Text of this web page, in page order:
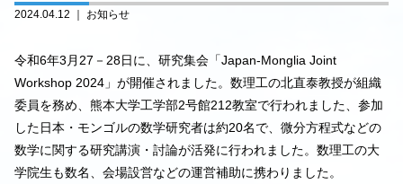
2024.04.12 ｜ お知らせ
令和6年3月27－28日に、研究集会「Japan-Monglia Joint
Workshop 2024」が開催されました。数理工の北直泰教授が組織
委員を務め、熊本大学工学部2号館212教室で行われました、参加
した日本・モンゴルの数学研究者は約20名で、微分方程式などの
数学に関する研究講演・討論が活発に行われました。数理工の大
学院生も数名、会場設営などの運営補助に携わりました。